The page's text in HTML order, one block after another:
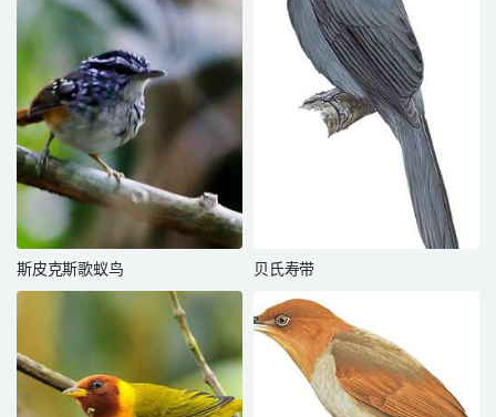
斯皮克斯歌蚁鸟 贝氏寿带